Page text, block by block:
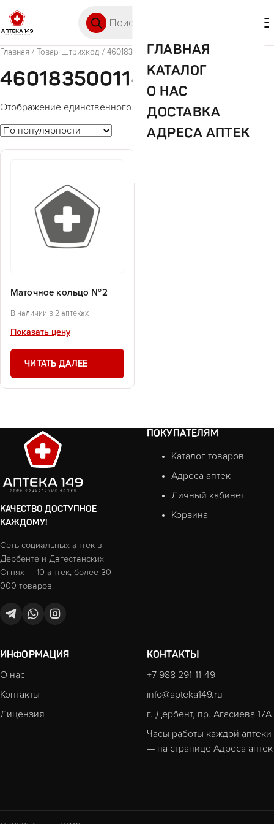
ГЛАВНАЯ
КАТАЛОГ
О НАС
ДОСТАВКА
АДРЕСА АПТЕК
Главная / Товар Штрихкод / 4601835001147
4601835001147
Отображение единственного товара
Маточное кольцо №2
В наличии в 2 аптеках
Показать цену
ЧИТАТЬ ДАЛЕЕ
КАЧЕСТВО ДОСТУПНОЕ
КАЖДОМУ!
Сеть социальных аптек в
Дербенте и Дагестанских
Огнях — 10 аптек, более 30
000 товаров.
ПОКУПАТЕЛЯМ
Каталог товаров
Адреса аптек
Личный кабинет
Корзина
ИНФОРМАЦИЯ
О нас
Контакты
Лицензия
КОНТАКТЫ
+7 988 291-11-49
info@apteka149.ru
г. Дербент, пр. Агасиева 17А
Часы работы каждой аптеки
— на странице Адреса аптек